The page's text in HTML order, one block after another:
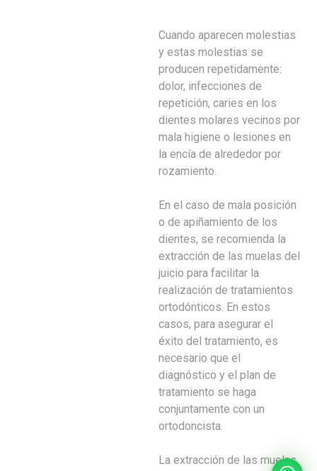
Cuando aparecen molestias
y estas molestias se
producen repetidamente:
dolor, infecciones de
repetición, caries en los
dientes molares vecinos por
mala higiene o lesiones en
la encía de alrededor por
rozamiento.
En el caso de mala posición
o de apiñamiento de los
dientes, se recomienda la
extracción de las muelas del
juicio para facilitar la
realización de tratamientos
ortodónticos. En estos
casos, para asegurar el
éxito del tratamiento, es
necesario que el
diagnóstico y el plan de
tratamiento se haga
conjuntamente con un
ortodoncista.
La extracción de las muelas